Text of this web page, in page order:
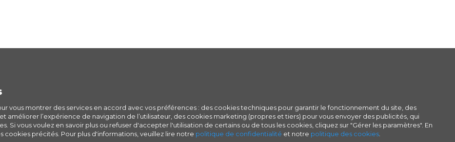
vous montrer des services en accord avec vos préférences : des cookies techniques pour garantir le fonctionnement du site, des
l’expérience de navigation de l’utilisateur, des cookies marketing (propres et tiers) pour vous envoyer des publicités, qui
Si vous voulez en savoir plus ou refuser d'accepter l'utilisation de certains ou de tous les cookies, cliquez sur "Gérer les paramètres". En
cookies précités. Pour plus d'informations, veuillez lire notre politique de confidentialité et notre politique des cookies